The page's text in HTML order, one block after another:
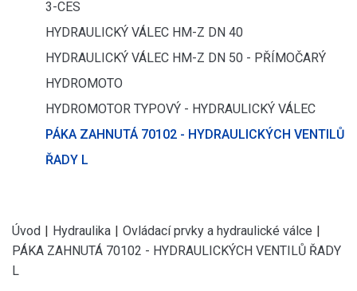
3-CES
HYDRAULICKÝ VÁLEC HM-Z DN 40
HYDRAULICKÝ VÁLEC HM-Z DN 50 - PŘÍMOČARÝ
HYDROMOTO
HYDROMOTOR TYPOVÝ - HYDRAULICKÝ VÁLEC
PÁKA ZAHNUTÁ 70102 - HYDRAULICKÝCH VENTILŮ
ŘADY L
Úvod | Hydraulika | Ovládací prvky a hydraulické válce |
PÁKA ZAHNUTÁ 70102 - HYDRAULICKÝCH VENTILŮ ŘADY
L